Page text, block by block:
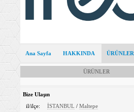
Ana Sayfa HAKKINDA ÜRÜNLER
ÜRÜNLER
Bize Ulaşın
il/ilçe:
İSTANBUL / Maltepe